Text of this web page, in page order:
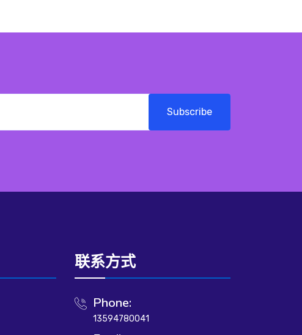
Subscribe
联系方式
Phone:
13594780041